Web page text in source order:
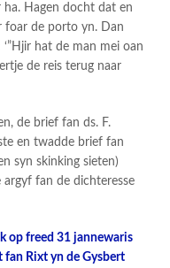
Hagen docht dat en
foar de porto yn. Dan
hat de man mei oan
de reis terug naar
de brief fan ds. F.
en twadde brief fan
syn skinking sieten)
fan de dichteresse
op freed 31 jannewaris
fan Rixt yn de Gysbert